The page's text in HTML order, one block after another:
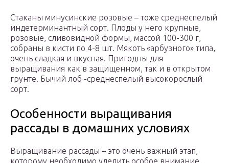
Стаканы минусинские розовые – тоже среднеспелый
индетерминантный сорт. Плоды у него крупные,
розовые, сливовидной формы, массой 100-300 г,
собраны в кисти по 4-8 шт. Мякоть «арбузного» типа,
очень сладкая и вкусная. Пригодны для
выращивания как в защищенном, так и в открытом
грунте. Бычий лоб -среднеспелый высокорослый
сорт.
Особенности выращивания
рассады в домашних условиях
Выращивание рассады – это очень важный этап,
которому необходимо уделить особое внимание.